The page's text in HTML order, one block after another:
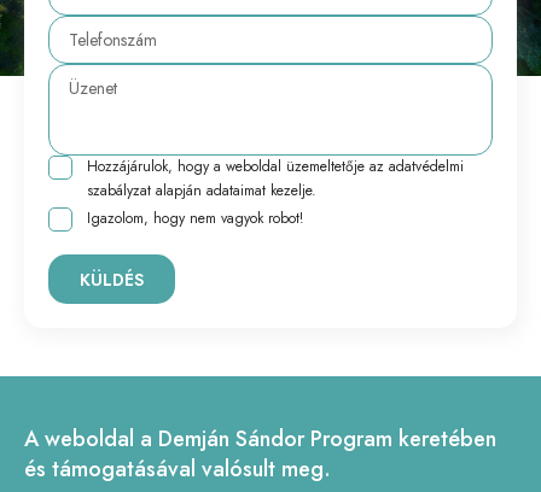
Hozzájárulok, hogy a weboldal üzemeltetője az adatvédelmi
szabályzat alapján adataimat kezelje.
Igazolom, hogy nem vagyok robot!
KÜLDÉS
A weboldal a Demján Sándor Program keretében
és támogatásával valósult meg.